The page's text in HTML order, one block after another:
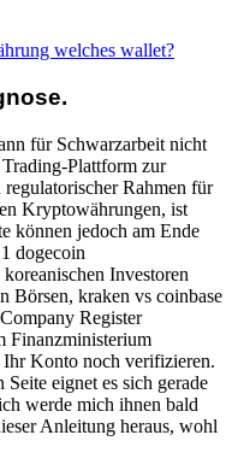
welches wallet?
für Schwarzarbeit nicht
Plattform zur
Rahmen für
Kryptowährungen, ist
können jedoch am Ende
dogecoin
Investoren
Börsen, kraken vs coinbase
Register
Finanzministerium
Ihr Konto noch verifizieren.
eignet es sich gerade
werde mich ihnen bald
Anleitung heraus, wohl